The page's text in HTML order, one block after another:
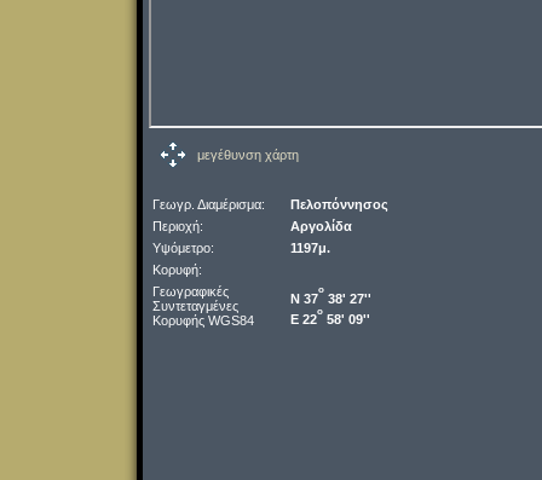
μεγέθυνση χάρτη
Γεωγρ. Διαμέρισμα:
Πελοπόννησος
Περιοχή:
Αργολίδα
Υψόμετρο:
1197μ.
Κορυφή:
Γεωγραφικές
Συντεταγμένες
Κορυφής WGS84
Ν 37
o
38' 27''
Ε 22
o
58' 09''